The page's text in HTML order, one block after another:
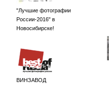
"Лучшие фотографии
России-2016" в
Новосибирске!
ВИНЗАВОД